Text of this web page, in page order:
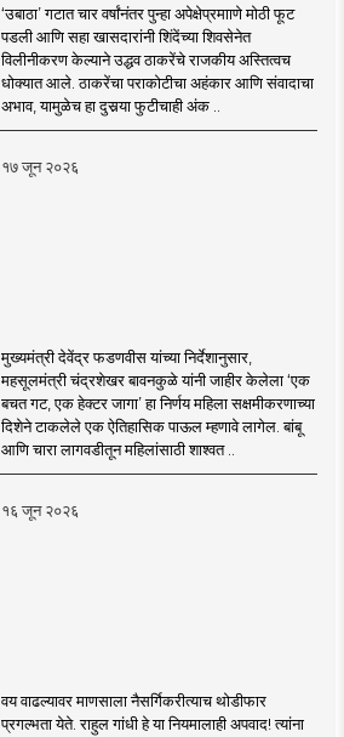
‘उबाठा’ गटात चार वर्षांनंतर पुन्हा अपेक्षेप्रमााणे मोठी फूट
पडली आणि सहा खासदारांनी शिंदेंच्या शिवसेनेत
विलीनीकरण केल्याने उद्धव ठाकरेंचे राजकीय अस्तित्वच
धोक्यात आले. ठाकरेंचा पराकोटीचा अहंकार आणि संवादाचा
अभाव, यामुळेच हा दुसर्‍या फुटीचाही अंक ..
१७ जून २०२६
मुख्यमंत्री देवेंद्र फडणवीस यांच्या निर्देशानुसार,
महसूलमंत्री चंद्रशेखर बावनकुळे यांनी जाहीर केलेला ‘एक
बचत गट, एक हेक्टर जागा’ हा निर्णय महिला सक्षमीकरणाच्या
दिशेने टाकलेले एक ऐतिहासिक पाऊल म्हणावे लागेल. बांबू
आणि चारा लागवडीतून महिलांसाठी शाश्वत ..
१६ जून २०२६
वय वाढल्यावर माणसाला नैसर्गिकरीत्याच थोडीफार
प्रगल्भता येते. राहुल गांधी हे या नियमालाही अपवाद! त्यांना